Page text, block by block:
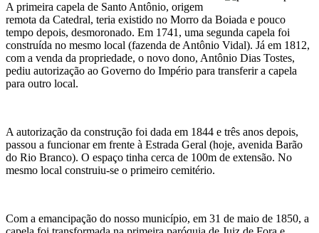
A primeira capela de Santo Antônio, origem
remota da Catedral, teria existido no Morro da Boiada e pouco
tempo depois, desmoronado. Em 1741, uma segunda capela foi
construída no mesmo local (fazenda de Antônio Vidal). Já em 1812,
com a venda da propriedade, o novo dono, Antônio Dias Tostes,
pediu autorização ao Governo do Império para transferir a capela
para outro local.
A autorização da construção foi dada em 1844 e três anos depois,
passou a funcionar em frente à Estrada Geral (hoje, avenida Barão
do Rio Branco). O espaço tinha cerca de 100m de extensão. No
mesmo local construiu-se o primeiro cemitério.
Com a emancipação do nosso município, em 31 de maio de 1850, a